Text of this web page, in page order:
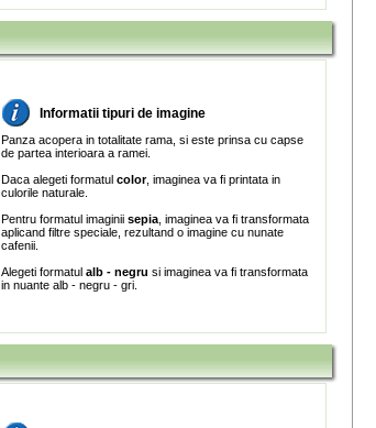
Informatii tipuri de imagine
Panza acopera in totalitate rama, si este prinsa cu capse
de partea interioara a ramei.
Daca alegeti formatul color, imaginea va fi printata in
culorile naturale.
Pentru formatul imaginii sepia , imaginea va fi transformata
aplicand filtre speciale, rezultand o imagine cu nunate
cafenii.
Alegeti formatul alb - negru si imaginea va fi transformata
in nuante alb - negru - gri.